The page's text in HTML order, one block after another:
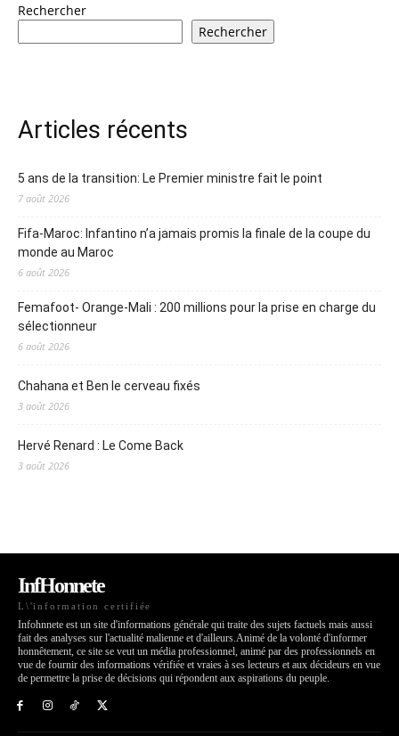
Rechercher
Rechercher
Articles récents
5 ans de la transition: Le Premier ministre fait le point
7 août 2026
Fifa-Maroc: Infantino n’a jamais promis la finale de la coupe du
monde au Maroc
6 août 2026
Femafoot- Orange-Mali : 200 millions pour la prise en charge du
sélectionneur
6 août 2026
Chahana et Ben le cerveau fixés
3 août 2026
Hervé Renard : Le Come Back
3 août 2026
InfHonnete
L\'information certifiée
Infohnnete est un site d'informations générale qui traite des sujets factuels mais aussi
fait des analyses sur l'actualité malienne et d'ailleurs.Animé de la volonté d'informer
honnêtement, ce site se veut un média professionnel, animé par des professionnels en
vue de fournir des informations vérifiée et vraies à ses lecteurs et aux décideurs en vue
de permettre la prise de décisions qui répondent aux aspirations du peuple.